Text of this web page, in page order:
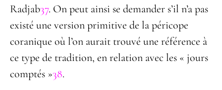
Radjab37. On peut ainsi se demander s’il n’a pas
existé une version primitive de la péricope
coranique où l’on aurait trouvé une référence à
ce type de tradition, en relation avec les « jours
comptés »38.